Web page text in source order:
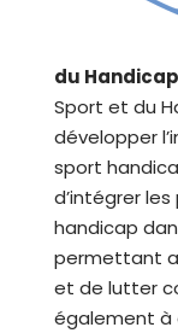
du Handicap
Sport et du
développer
sport
d’intégrer
handicap
permettant
et de lutter
également à